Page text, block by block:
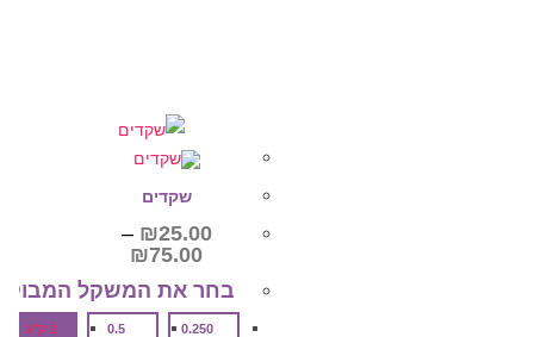
שקדים
₪25.00
–
₪75.00
טווח
מחירים:
עד
⁦₪75.00⁩
בחר את המשקל המבוקש‎
0.250
0.5
1 ק"ג